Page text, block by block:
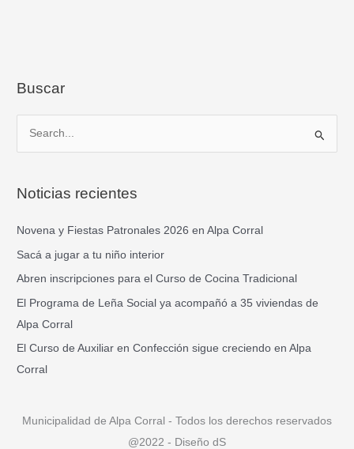
Buscar
c
r
:
Noticias recientes
Novena y Fiestas Patronales 2026 en Alpa Corral
Sacá a jugar a tu niño interior
Abren inscripciones para el Curso de Cocina Tradicional
El Programa de Leña Social ya acompañó a 35 viviendas de
Alpa Corral
El Curso de Auxiliar en Confección sigue creciendo en Alpa
Corral
Municipalidad de Alpa Corral - Todos los derechos reservados
@2022 - Diseño dS